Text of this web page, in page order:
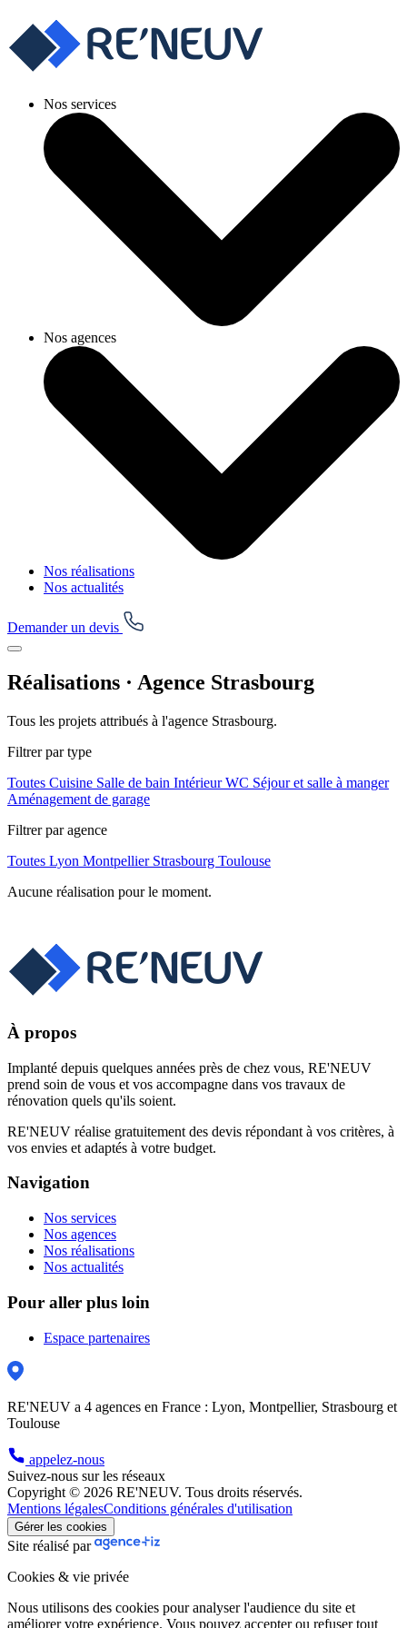
Nos services
Nos agences
Nos réalisations
Nos actualités
Demander un devis
Réalisations · Agence Strasbourg
Tous les projets attribués à l'agence Strasbourg.
Filtrer par type
Toutes Cuisine Salle de bain IntérieurWC Séjour et salle à manger
Aménagement de garage
Filtrer par agence
Toutes Lyon Montpellier Strasbourg Toulouse
Aucune réalisation pour le moment.
À propos
Implanté depuis quelques années près de chez vous, RE'NEUV
prend soin de vous et vos accompagne dans vos travaux de
rénovation quels qu'ils soient.
RE'NEUV réalise gratuitement des devis répondant à vos critères, à
vos envies et adaptés à votre budget.
Navigation
Nos services
Nos agences
Nos réalisations
Nos actualités
Pour aller plus loin
Espace partenaires
RE'NEUV a 4 agences en France : Lyon, Montpellier, Strasbourg et
Toulouse
appelez-nous
Suivez-nous sur les réseaux
Copyright © 2026 RE'NEUV. Tous droits réservés.
Mentions légalesConditions générales d'utilisation
Gérer les cookies
Site réalisé par
Cookies & vie privée
Nous utilisons des cookies pour analyser l'audience du site et
améliorer votre expérience. Vous pouvez accepter ou refuser tout